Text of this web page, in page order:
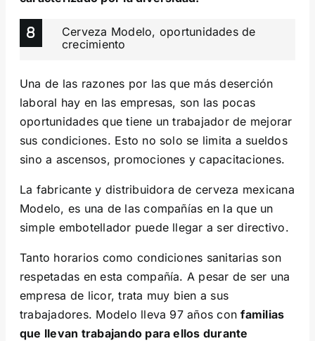
Cerveza Modelo, oportunidades de
crecimiento
Una de las razones por las que más deserción
laboral hay en las empresas, son las pocas
oportunidades que tiene un trabajador de mejorar
sus condiciones. Esto no solo se limita a sueldos
sino a ascensos, promociones y capacitaciones.
La fabricante y distribuidora de cerveza mexicana
Modelo, es una de las compañías en la que un
simple embotellador puede llegar a ser directivo.
Tanto horarios como condiciones sanitarias son
respetadas en esta compañía. A pesar de ser una
empresa de licor, trata muy bien a sus
trabajadores. Modelo lleva 97 años confamilias
que llevan trabajando para ellos durante